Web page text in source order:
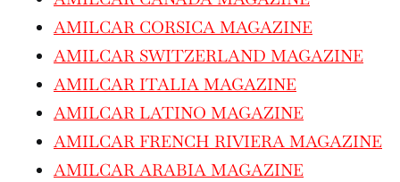
AMILCAR CORSICA MAGAZINE
AMILCAR SWITZERLAND MAGAZINE
AMILCAR ITALIA MAGAZINE
AMILCAR LATINO MAGAZINE
AMILCAR FRENCH RIVIERA MAGAZINE
AMILCAR ARABIA MAGAZINE